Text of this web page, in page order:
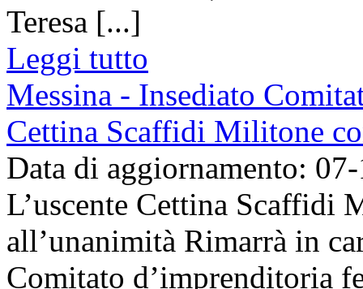
Teresa [...]
Leggi tutto
Messina - Insediato
Cettina Scaffidi Militone
Data di aggiornamento:
L’uscente Cettina Scaffidi
all’unanimità Rimarrà in
Comitato d’imprenditoria